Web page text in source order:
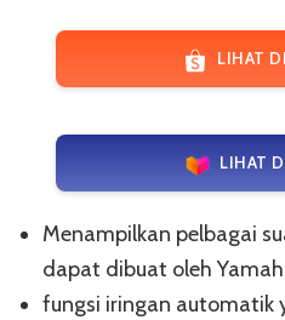
LIHAT
LIHAT
Menampilkan pelbagai
dapat dibuat oleh
fungsi iringan automatik